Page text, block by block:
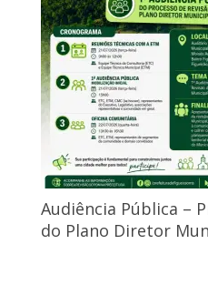
Audiência Pública –
do Plano Diretor